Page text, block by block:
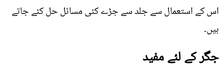
اس کے استعمال سے جلد سے جڑے کئی مسائل حل کئے جاتے
ہیں۔
جگر کے لئے مفید